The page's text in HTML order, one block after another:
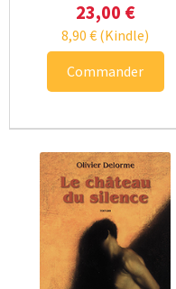
23,00 €
8,90€ (Kindle)
Commander